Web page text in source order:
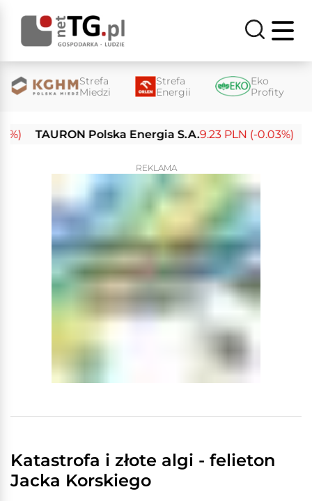
Strefa
Miedzi
Strefa
Energii
Eko
Profity
TAURON Polska Energia S.A. 9.23 PLN (-0.03%)
REKLAMA
Katastrofa i złote algi - felieton
Jacka Korskiego